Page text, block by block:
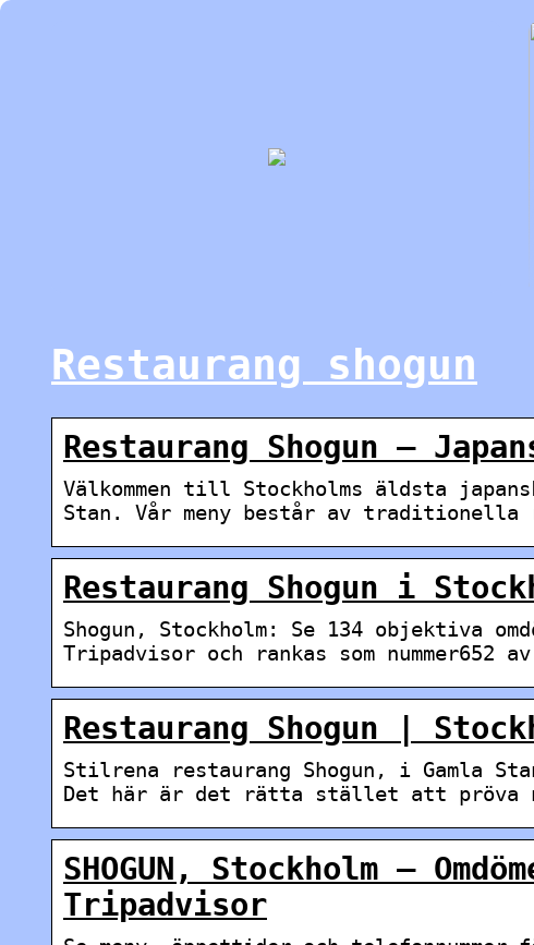
Restaurang shogun
Restaurang Shogun –
Välkommen till Stockholms äldsta
Stan. Vår meny består av
Restaurang Shogun i
Shogun, Stockholm: Se 134 objektiva
Tripadvisor och rankas som nummer652
Restaurang Shogun |
Stilrena restaurang Shogun, i Gamla
Det här är det rätta stället att pröva
SHOGUN, Stockholm –
Tripadvisor